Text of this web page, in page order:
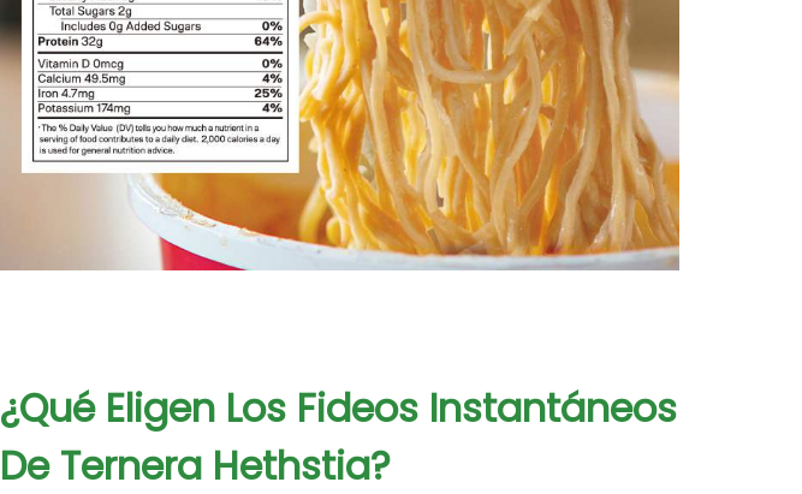
¿Qué Eligen Los Fideos Instantáneos
De Ternera Hethstia?